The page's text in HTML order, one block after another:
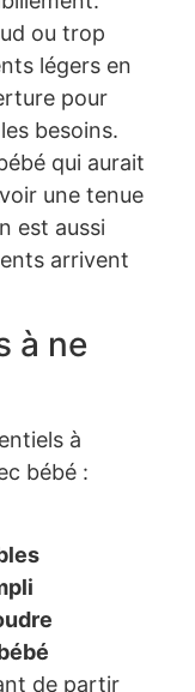
ou trop
légers en
pour
besoins.
qui aurait
une tenue
est aussi
arrivent
à ne
à
bébé :
de partir